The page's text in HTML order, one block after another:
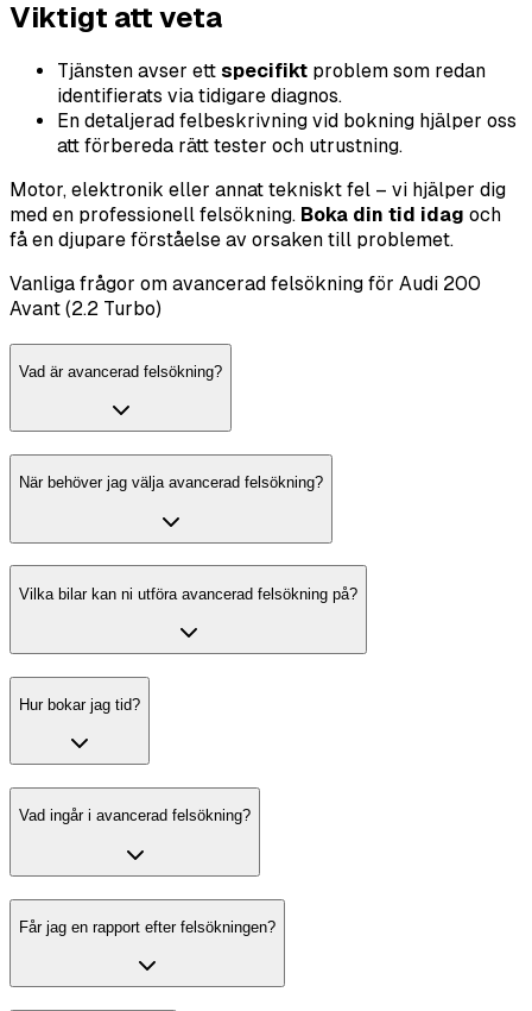
Viktigt att veta
Tjänsten avser ett specifikt problem som redan
identifierats via tidigare diagnos.
En detaljerad felbeskrivning vid bokning hjälper oss
att förbereda rätt tester och utrustning.
Motor, elektronik eller annat tekniskt fel – vi hjälper dig
med en professionell felsökning. Boka din tid idag och
få en djupare förståelse av orsaken till problemet.
Vanliga frågor om avancerad felsökning för Audi 200
Avant (2.2 Turbo)
Vad är avancerad felsökning?
När behöver jag välja avancerad felsökning?
Vilka bilar kan ni utföra avancerad felsökning på?
Hur bokar jag tid?
Vad ingår i avancerad felsökning?
Får jag en rapport efter felsökningen?